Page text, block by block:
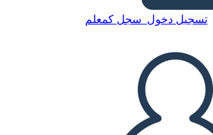
تسجيل دخول سجل كمعلم